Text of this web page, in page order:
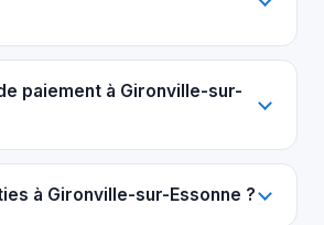
paiement à Gironville-sur-
à Gironville-sur-Essonne ?